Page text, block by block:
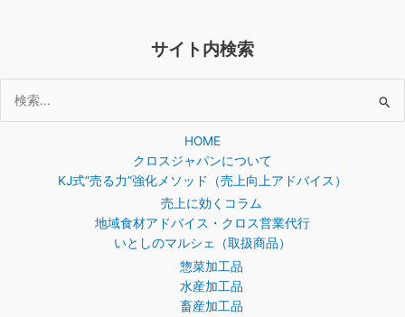
サイト内検索
索
HOME
クロスジャパンについて
KJ式”売る力”強化メソッド（売上向上アドバイス）
売上に効くコラム
地域食材アドバイス・クロス営業代行
いとしのマルシェ（取扱商品）
惣菜加工品
水産加工品
畜産加工品